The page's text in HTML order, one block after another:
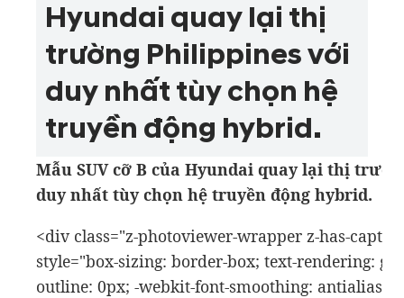
Hyundai quay lại thị
trường Philippines với
duy nhất tùy chọn hệ
truyền động hybrid.
Mẫu SUV cỡ B của Hyundai quay lại thị
duy nhất tùy chọn hệ truyền động hybrid.
<div class="z-photoviewer-wrapper z-has-
style="box-sizing: border-box; text-rendering:
outline: 0px; -webkit-font-smoothing: